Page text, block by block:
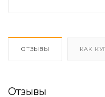
ОТЗЫВЫ КАК
Отзывы